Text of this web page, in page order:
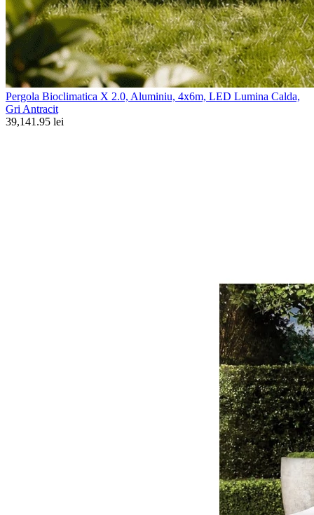
Pergola Bioclimatica X 2.0, Aluminiu, 4x6m, LED Lumina Calda,
Gri Antracit
39,141.95 lei